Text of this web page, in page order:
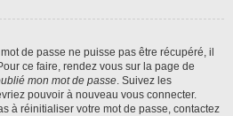
de passe ne puisse pas être récupéré, il
ce faire, rendez vous sur la page de
mon mot de passe. Suivez les
pouvoir à nouveau vous connecter.
à réinitialiser votre mot de passe, contactez